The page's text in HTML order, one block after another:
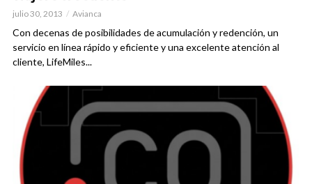
julio 30, 2013 Avianca
Con decenas de posibilidades de acumulación y redención, un
servicio en línea rápido y eficiente y una excelente atención al
cliente, LifeMiles...